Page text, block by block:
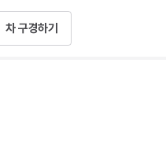
차 구경하기